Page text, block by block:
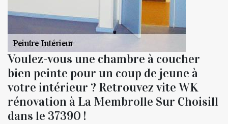
Voulez-vous une chambre à coucher
bien peinte pour un coup de jeune à
votre intérieur ? Retrouvez vite WK
rénovation à La Membrolle Sur Choisill
dans le 37390 !